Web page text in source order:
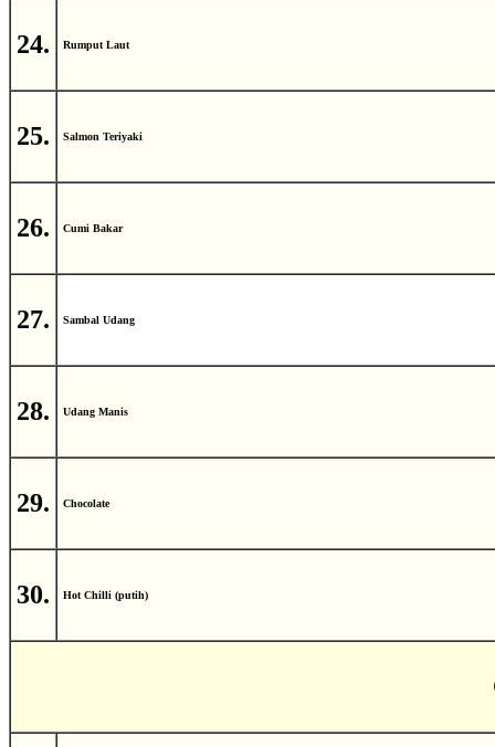
24. Rumput Laut
25. Salmon Teriyaki
26. Cumi Bakar
27. Sambal Udang
28. Udang Manis
29. Chocolate
30. Hot Chilli (putih)